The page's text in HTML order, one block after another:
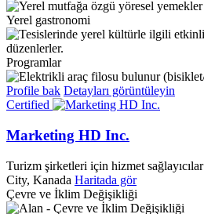
Yerel gastronomi
Programlar
Profile bak Detayları görüntüleyin
Certified
Marketing HD Inc.
Turizm şirketleri için hizmet sağlayıcılar
City, Kanada Haritada gör
Çevre ve İklim Değişikliği